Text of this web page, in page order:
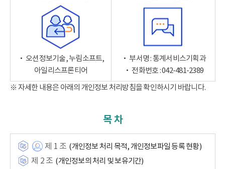
‧ 오션정보기술, 누림소프트,
아일리스프론티어
‧ 부서명 : 통계서비스기획과
‧ 전화번호 : 042-481-2389
※ 자세한 내용은 아래의 개인정보 처리방침을 확인하시기 바랍니다.
목 차
제 1 조 (개인정보 처리 목적, 개인정보파일 등록 현황)
제 2 조 (개인정보의 처리 및 보유기간)